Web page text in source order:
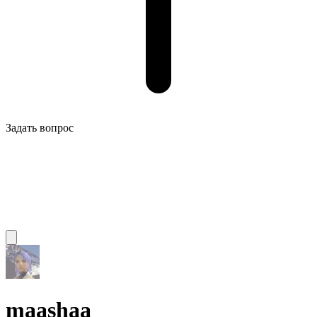
Задать вопрос
maashaa